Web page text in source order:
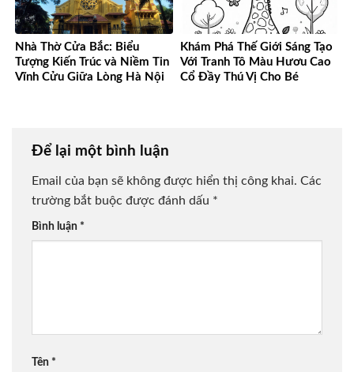
Nhà Thờ Cửa Bắc: Biểu
Tượng Kiến Trúc và Niềm Tin
Vĩnh Cửu Giữa Lòng Hà Nội
Khám Phá Thế Giới Sáng Tạo
Với Tranh Tô Màu Hươu Cao
Cổ Đầy Thú Vị Cho Bé
Để lại một bình luận
Email của bạn sẽ không được hiển thị công khai. Các
trường bắt buộc được đánh dấu *
Bình luận *
Tên *